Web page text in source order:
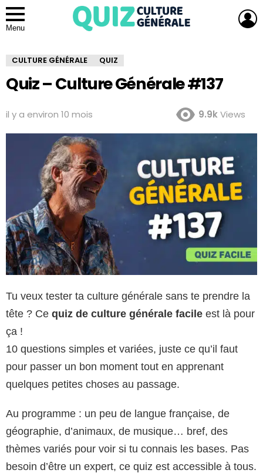
Menu
CULTURE GÉNÉRALE QUIZ
Quiz – Culture Générale #137
il y a environ 10 mois 9.9kViews
Tu veux tester ta culture générale sans te prendre la
tête ? Ce quiz de culture générale facile est là pour
ça !
10 questions simples et variées, juste ce qu’il faut
pour passer un bon moment tout en apprenant
quelques petites choses au passage.
Au programme : un peu de langue française, de
géographie, d’animaux, de musique… bref, des
thèmes variés pour voir si tu connais les bases. Pas
besoin d’être un expert, ce quiz est accessible à tous.